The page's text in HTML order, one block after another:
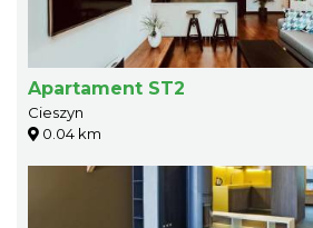
Apartament ST2
Cieszyn
0.04 km